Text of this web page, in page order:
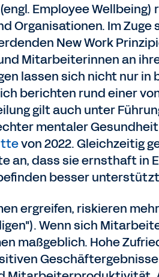
Employee Wellbeing)
Organisationen. Im
New Work
Mitarbeiterinnen an
lassen sich nicht nur in
berichten rund einer
gilt auch unter
mentaler
von 2022. Gleichzeitig
an, dass sie ernsthaft in
besser
ergreifen, riskieren
Wenn sich
maßgeblich. Hohe